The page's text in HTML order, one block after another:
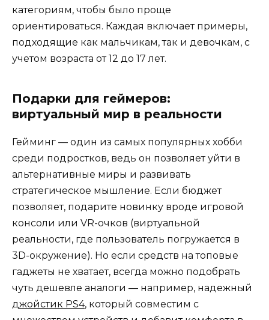
категориям, чтобы было проще
ориентироваться. Каждая включает примеры,
подходящие как мальчикам, так и девочкам, с
учетом возраста от 12 до 17 лет.
Подарки для геймеров:
виртуальный мир в реальности
Гейминг — один из самых популярных хобби
среди подростков, ведь он позволяет уйти в
альтернативные миры и развивать
стратегическое мышление. Если бюджет
позволяет, подарите новинку вроде игровой
консоли или VR-очков (виртуальной
реальности, где пользователь погружается в
3D-окружение). Но если средств на топовые
гаджеты не хватает, всегда можно подобрать
чуть дешевле аналоги — например, надежный
джойстик PS4, который совместим с